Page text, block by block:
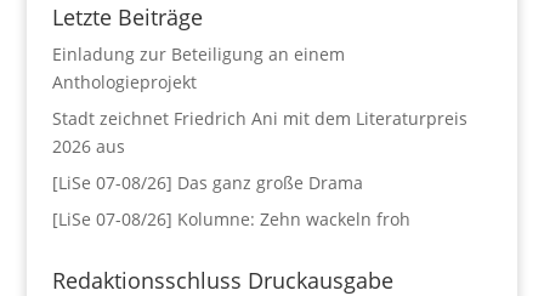
Letzte Beiträge
Einladung zur Beteiligung an einem
Anthologieprojekt
Stadt zeichnet Friedrich Ani mit dem Literaturpreis
2026 aus
[LiSe 07-08/26] Das ganz große Drama
[LiSe 07-08/26] Kolumne: Zehn wackeln froh
Redaktionsschluss Druckausgabe